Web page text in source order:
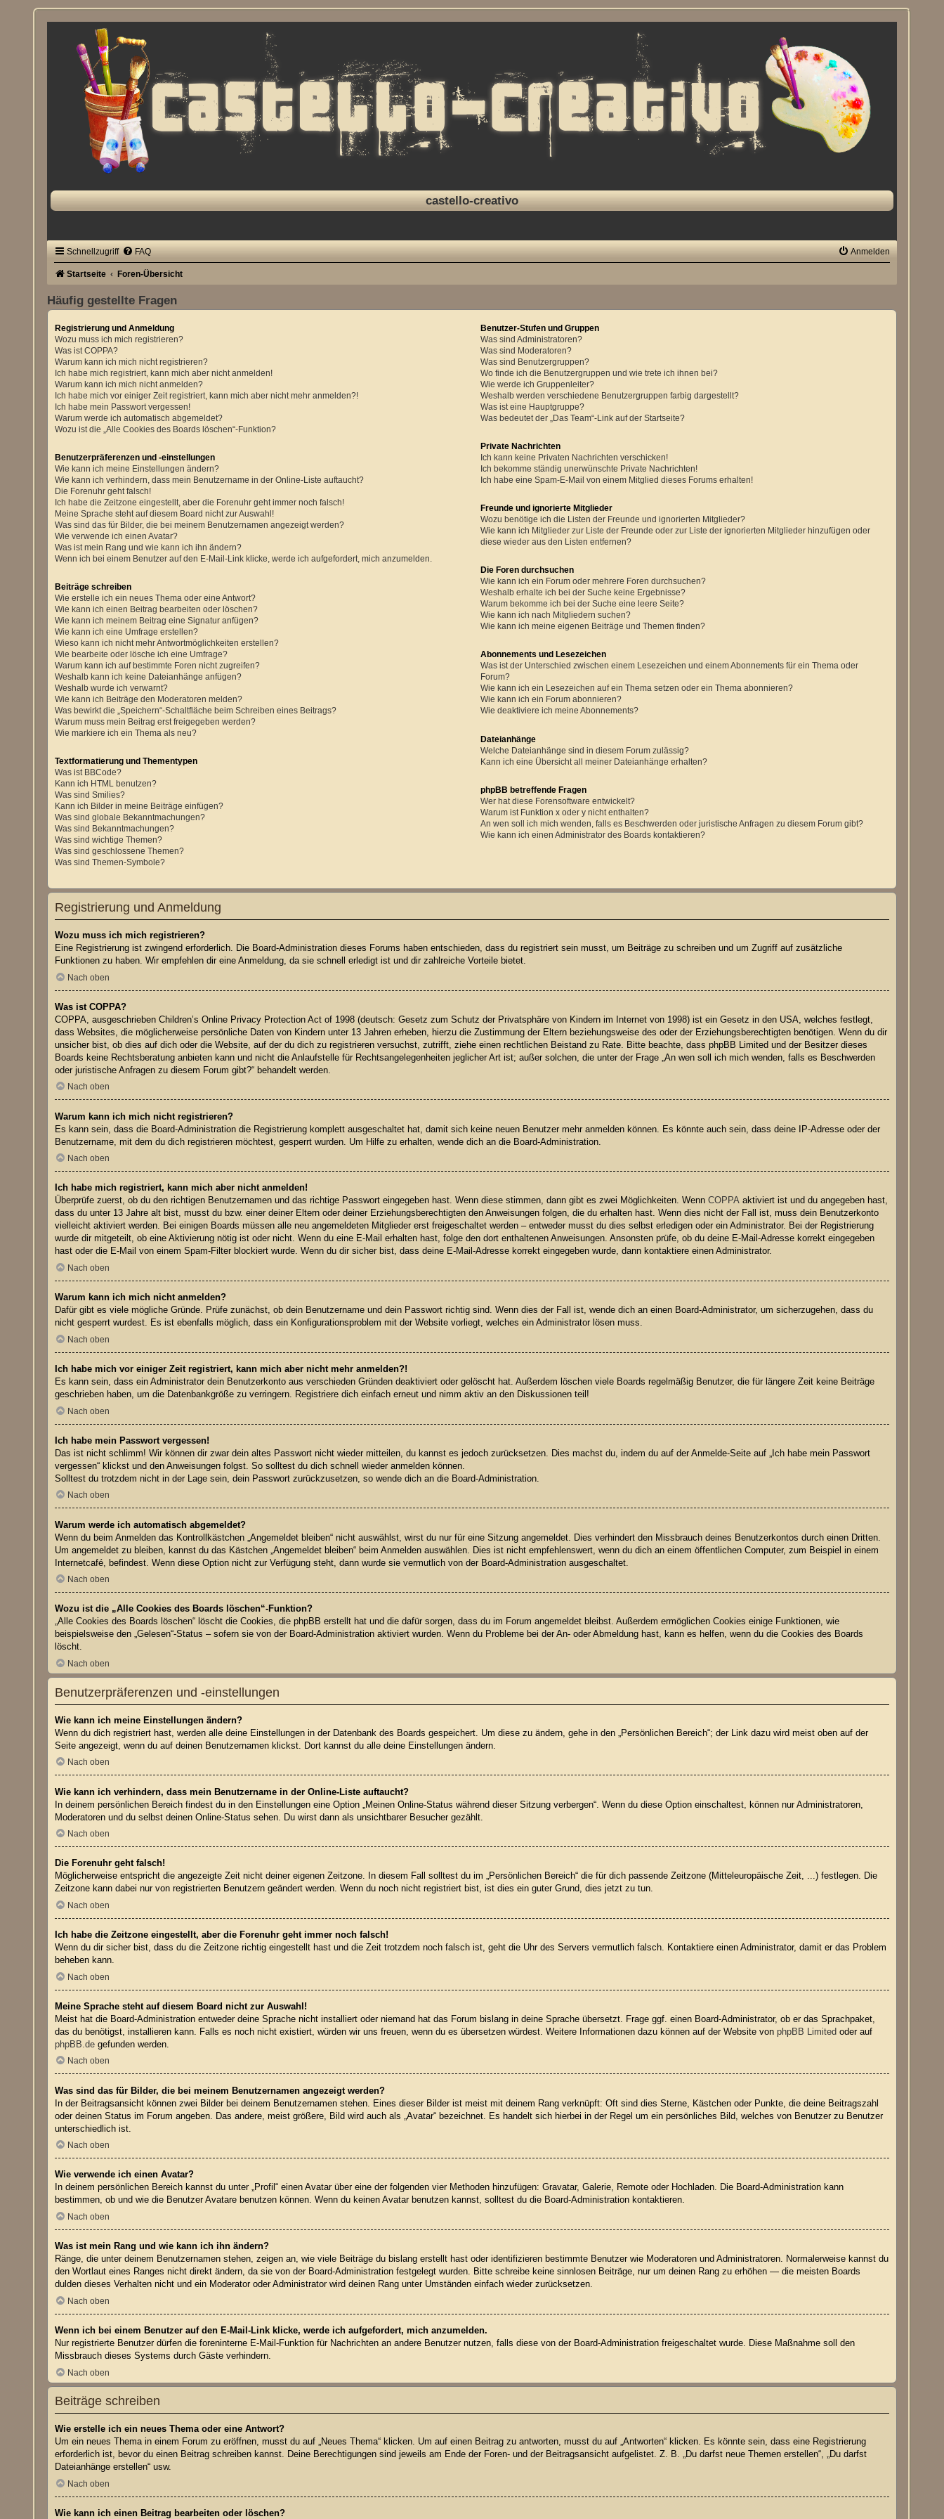
castello-creativo
Schnellzugriff FAQ Anmelden
Startseite Foren-Übersicht
Häufig gestellte Fragen
Registrierung und Anmeldung
Wozu muss ich mich registrieren?
Was ist COPPA?
Warum kann ich mich nicht registrieren?
Ich habe mich registriert, kann mich aber nicht anmelden!
Warum kann ich mich nicht anmelden?
Ich habe mich vor einiger Zeit registriert, kann mich aber nicht mehr anmelden?!
Ich habe mein Passwort vergessen!
Warum werde ich automatisch abgemeldet?
Wozu ist die „Alle Cookies des Boards löschen“-Funktion?
Benutzerpräferenzen und -einstellungen
Wie kann ich meine Einstellungen ändern?
Wie kann ich verhindern, dass mein Benutzername in der Online-Liste auftaucht?
Die Forenuhr geht falsch!
Ich habe die Zeitzone eingestellt, aber die Forenuhr geht immer noch falsch!
Meine Sprache steht auf diesem Board nicht zur Auswahl!
Was sind das für Bilder, die bei meinem Benutzernamen angezeigt werden?
Wie verwende ich einen Avatar?
Was ist mein Rang und wie kann ich ihn ändern?
Wenn ich bei einem Benutzer auf den E-Mail-Link klicke, werde ich aufgefordert, mich anzumelden.
Beiträge schreiben
Wie erstelle ich ein neues Thema oder eine Antwort?
Wie kann ich einen Beitrag bearbeiten oder löschen?
Wie kann ich meinem Beitrag eine Signatur anfügen?
Wie kann ich eine Umfrage erstellen?
Wieso kann ich nicht mehr Antwortmöglichkeiten erstellen?
Wie bearbeite oder lösche ich eine Umfrage?
Warum kann ich auf bestimmte Foren nicht zugreifen?
Weshalb kann ich keine Dateianhänge anfügen?
Weshalb wurde ich verwarnt?
Wie kann ich Beiträge den Moderatoren melden?
Was bewirkt die „Speichern“-Schaltfläche beim Schreiben eines Beitrags?
Warum muss mein Beitrag erst freigegeben werden?
Wie markiere ich ein Thema als neu?
Textformatierung und Thementypen
Was ist BBCode?
Kann ich HTML benutzen?
Was sind Smilies?
Kann ich Bilder in meine Beiträge einfügen?
Was sind globale Bekanntmachungen?
Was sind Bekanntmachungen?
Was sind wichtige Themen?
Was sind geschlossene Themen?
Was sind Themen-Symbole?
Benutzer-Stufen und Gruppen
Was sind Administratoren?
Was sind Moderatoren?
Was sind Benutzergruppen?
Wo finde ich die Benutzergruppen und wie trete ich ihnen bei?
Wie werde ich Gruppenleiter?
Weshalb werden verschiedene Benutzergruppen farbig dargestellt?
Was ist eine Hauptgruppe?
Was bedeutet der „Das Team“-Link auf der Startseite?
Private Nachrichten
Ich kann keine Privaten Nachrichten verschicken!
Ich bekomme ständig unerwünschte Private Nachrichten!
Ich habe eine Spam-E-Mail von einem Mitglied dieses Forums erhalten!
Freunde und ignorierte Mitglieder
Wozu benötige ich die Listen der Freunde und ignorierten Mitglieder?
Wie kann ich Mitglieder zur Liste der Freunde oder zur Liste der ignorierten Mitglieder hinzufügen oder
diese wieder aus den Listen entfernen?
Die Foren durchsuchen
Wie kann ich ein Forum oder mehrere Foren durchsuchen?
Weshalb erhalte ich bei der Suche keine Ergebnisse?
Warum bekomme ich bei der Suche eine leere Seite?
Wie kann ich nach Mitgliedern suchen?
Wie kann ich meine eigenen Beiträge und Themen finden?
Abonnements und Lesezeichen
Was ist der Unterschied zwischen einem Lesezeichen und einem Abonnements für ein Thema oder
Forum?
Wie kann ich ein Lesezeichen auf ein Thema setzen oder ein Thema abonnieren?
Wie kann ich ein Forum abonnieren?
Wie deaktiviere ich meine Abonnements?
Dateianhänge
Welche Dateianhänge sind in diesem Forum zulässig?
Kann ich eine Übersicht all meiner Dateianhänge erhalten?
phpBB betreffende Fragen
Wer hat diese Forensoftware entwickelt?
Warum ist Funktion x oder y nicht enthalten?
An wen soll ich mich wenden, falls es Beschwerden oder juristische Anfragen zu diesem Forum gibt?
Wie kann ich einen Administrator des Boards kontaktieren?
Registrierung und Anmeldung
Wozu muss ich mich registrieren?
Eine Registrierung ist zwingend erforderlich. Die Board-Administration dieses Forums haben entschieden, dass du registriert sein musst, um Beiträge zu schreiben und um Zugriff auf zusätzliche
Funktionen zu haben. Wir empfehlen dir eine Anmeldung, da sie schnell erledigt ist und dir zahlreiche Vorteile bietet.
Nach oben
Was ist COPPA?
COPPA, ausgeschrieben Children’s Online Privacy Protection Act of 1998 (deutsch: Gesetz zum Schutz der Privatsphäre von Kindern im Internet von 1998) ist ein Gesetz in den USA, welches festlegt,
dass Websites, die möglicherweise persönliche Daten von Kindern unter 13 Jahren erheben, hierzu die Zustimmung der Eltern beziehungsweise des oder der Erziehungsberechtigten benötigen. Wenn du dir
unsicher bist, ob dies auf dich oder die Website, auf der du dich zu registrieren versuchst, zutrifft, ziehe einen rechtlichen Beistand zu Rate. Bitte beachte, dass phpBB Limited und der Besitzer dieses
Boards keine Rechtsberatung anbieten kann und nicht die Anlaufstelle für Rechtsangelegenheiten jeglicher Art ist; außer solchen, die unter der Frage „An wen soll ich mich wenden, falls es Beschwerden
oder juristische Anfragen zu diesem Forum gibt?“ behandelt werden.
Nach oben
Warum kann ich mich nicht registrieren?
Es kann sein, dass die Board-Administration die Registrierung komplett ausgeschaltet hat, damit sich keine neuen Benutzer mehr anmelden können. Es könnte auch sein, dass deine IP-Adresse oder der
Benutzername, mit dem du dich registrieren möchtest, gesperrt wurden. Um Hilfe zu erhalten, wende dich an die Board-Administration.
Nach oben
Ich habe mich registriert, kann mich aber nicht anmelden!
Überprüfe zuerst, ob du den richtigen Benutzernamen und das richtige Passwort eingegeben hast. Wenn diese stimmen, dann gibt es zwei Möglichkeiten. WennCOPPA aktiviert ist und du angegeben hast,
dass du unter 13 Jahre alt bist, musst du bzw. einer deiner Eltern oder deiner Erziehungsberechtigten den Anweisungen folgen, die du erhalten hast. Wenn dies nicht der Fall ist, muss dein Benutzerkonto
vielleicht aktiviert werden. Bei einigen Boards müssen alle neu angemeldeten Mitglieder erst freigeschaltet werden – entweder musst du dies selbst erledigen oder ein Administrator. Bei der Registrierung
wurde dir mitgeteilt, ob eine Aktivierung nötig ist oder nicht. Wenn du eine E-Mail erhalten hast, folge den dort enthaltenen Anweisungen. Ansonsten prüfe, ob du deine E-Mail-Adresse korrekt eingegeben
hast oder die E-Mail von einem Spam-Filter blockiert wurde. Wenn du dir sicher bist, dass deine E-Mail-Adresse korrekt eingegeben wurde, dann kontaktiere einen Administrator.
Nach oben
Warum kann ich mich nicht anmelden?
Dafür gibt es viele mögliche Gründe. Prüfe zunächst, ob dein Benutzername und dein Passwort richtig sind. Wenn dies der Fall ist, wende dich an einen Board-Administrator, um sicherzugehen, dass du
nicht gesperrt wurdest. Es ist ebenfalls möglich, dass ein Konfigurationsproblem mit der Website vorliegt, welches ein Administrator lösen muss.
Nach oben
Ich habe mich vor einiger Zeit registriert, kann mich aber nicht mehr anmelden?!
Es kann sein, dass ein Administrator dein Benutzerkonto aus verschieden Gründen deaktiviert oder gelöscht hat. Außerdem löschen viele Boards regelmäßig Benutzer, die für längere Zeit keine Beiträge
geschrieben haben, um die Datenbankgröße zu verringern. Registriere dich einfach erneut und nimm aktiv an den Diskussionen teil!
Nach oben
Ich habe mein Passwort vergessen!
Das ist nicht schlimm! Wir können dir zwar dein altes Passwort nicht wieder mitteilen, du kannst es jedoch zurücksetzen. Dies machst du, indem du auf der Anmelde-Seite auf „Ich habe mein Passwort
vergessen“ klickst und den Anweisungen folgst. So solltest du dich schnell wieder anmelden können.
Solltest du trotzdem nicht in der Lage sein, dein Passwort zurückzusetzen, so wende dich an die Board-Administration.
Nach oben
Warum werde ich automatisch abgemeldet?
Wenn du beim Anmelden das Kontrollkästchen „Angemeldet bleiben“ nicht auswählst, wirst du nur für eine Sitzung angemeldet. Dies verhindert den Missbrauch deines Benutzerkontos durch einen Dritten.
Um angemeldet zu bleiben, kannst du das Kästchen „Angemeldet bleiben“ beim Anmelden auswählen. Dies ist nicht empfehlenswert, wenn du dich an einem öffentlichen Computer, zum Beispiel in einem
Internetcafé, befindest. Wenn diese Option nicht zur Verfügung steht, dann wurde sie vermutlich von der Board-Administration ausgeschaltet.
Nach oben
Wozu ist die „Alle Cookies des Boards löschen“-Funktion?
„Alle Cookies des Boards löschen“ löscht die Cookies, die phpBB erstellt hat und die dafür sorgen, dass du im Forum angemeldet bleibst. Außerdem ermöglichen Cookies einige Funktionen, wie
beispielsweise den „Gelesen“-Status – sofern sie von der Board-Administration aktiviert wurden. Wenn du Probleme bei der An- oder Abmeldung hast, kann es helfen, wenn du die Cookies des Boards
löscht.
Nach oben
Benutzerpräferenzen und -einstellungen
Wie kann ich meine Einstellungen ändern?
Wenn du dich registriert hast, werden alle deine Einstellungen in der Datenbank des Boards gespeichert. Um diese zu ändern, gehe in den „Persönlichen Bereich“; der Link dazu wird meist oben auf der
Seite angezeigt, wenn du auf deinen Benutzernamen klickst. Dort kannst du alle deine Einstellungen ändern.
Nach oben
Wie kann ich verhindern, dass mein Benutzername in der Online-Liste auftaucht?
In deinem persönlichen Bereich findest du in den Einstellungen eine Option „Meinen Online-Status während dieser Sitzung verbergen“. Wenn du diese Option einschaltest, können nur Administratoren,
Moderatoren und du selbst deinen Online-Status sehen. Du wirst dann als unsichtbarer Besucher gezählt.
Nach oben
Die Forenuhr geht falsch!
Möglicherweise entspricht die angezeigte Zeit nicht deiner eigenen Zeitzone. In diesem Fall solltest du im „Persönlichen Bereich“ die für dich passende Zeitzone (Mitteleuropäische Zeit, ...) festlegen. Die
Zeitzone kann dabei nur von registrierten Benutzern geändert werden. Wenn du noch nicht registriert bist, ist dies ein guter Grund, dies jetzt zu tun.
Nach oben
Ich habe die Zeitzone eingestellt, aber die Forenuhr geht immer noch falsch!
Wenn du dir sicher bist, dass du die Zeitzone richtig eingestellt hast und die Zeit trotzdem noch falsch ist, geht die Uhr des Servers vermutlich falsch. Kontaktiere einen Administrator, damit er das Problem
beheben kann.
Nach oben
Meine Sprache steht auf diesem Board nicht zur Auswahl!
Meist hat die Board-Administration entweder deine Sprache nicht installiert oder niemand hat das Forum bislang in deine Sprache übersetzt. Frage ggf. einen Board-Administrator, ob er das Sprachpaket,
das du benötigst, installieren kann. Falls es noch nicht existiert, würden wir uns freuen, wenn du es übersetzen würdest. Weitere Informationen dazu können auf der Website vonphpBB Limited oder auf
phpBB.de gefunden werden.
Nach oben
Was sind das für Bilder, die bei meinem Benutzernamen angezeigt werden?
In der Beitragsansicht können zwei Bilder bei deinem Benutzernamen stehen. Eines dieser Bilder ist meist mit deinem Rang verknüpft: Oft sind dies Sterne, Kästchen oder Punkte, die deine Beitragszahl
oder deinen Status im Forum angeben. Das andere, meist größere, Bild wird auch als „Avatar“ bezeichnet. Es handelt sich hierbei in der Regel um ein persönliches Bild, welches von Benutzer zu Benutzer
unterschiedlich ist.
Nach oben
Wie verwende ich einen Avatar?
In deinem persönlichen Bereich kannst du unter „Profil“ einen Avatar über eine der folgenden vier Methoden hinzufügen: Gravatar, Galerie, Remote oder Hochladen. Die Board-Administration kann
bestimmen, ob und wie die Benutzer Avatare benutzen können. Wenn du keinen Avatar benutzen kannst, solltest du die Board-Administration kontaktieren.
Nach oben
Was ist mein Rang und wie kann ich ihn ändern?
Ränge, die unter deinem Benutzernamen stehen, zeigen an, wie viele Beiträge du bislang erstellt hast oder identifizieren bestimmte Benutzer wie Moderatoren und Administratoren. Normalerweise kannst du
den Wortlaut eines Ranges nicht direkt ändern, da sie von der Board-Administration festgelegt wurden. Bitte schreibe keine sinnlosen Beiträge, nur um deinen Rang zu erhöhen — die meisten Boards
dulden dieses Verhalten nicht und ein Moderator oder Administrator wird deinen Rang unter Umständen einfach wieder zurücksetzen.
Nach oben
Wenn ich bei einem Benutzer auf den E-Mail-Link klicke, werde ich aufgefordert, mich anzumelden.
Nur registrierte Benutzer dürfen die foreninterne E-Mail-Funktion für Nachrichten an andere Benutzer nutzen, falls diese von der Board-Administration freigeschaltet wurde. Diese Maßnahme soll den
Missbrauch dieses Systems durch Gäste verhindern.
Nach oben
Beiträge schreiben
Wie erstelle ich ein neues Thema oder eine Antwort?
Um ein neues Thema in einem Forum zu eröffnen, musst du auf „Neues Thema“ klicken. Um auf einen Beitrag zu antworten, musst du auf „Antworten“ klicken. Es könnte sein, dass eine Registrierung
erforderlich ist, bevor du einen Beitrag schreiben kannst. Deine Berechtigungen sind jeweils am Ende der Foren- und der Beitragsansicht aufgelistet. Z. B. „Du darfst neue Themen erstellen“, „Du darfst
Dateianhänge erstellen“ usw.
Nach oben
Wie kann ich einen Beitrag bearbeiten oder löschen?